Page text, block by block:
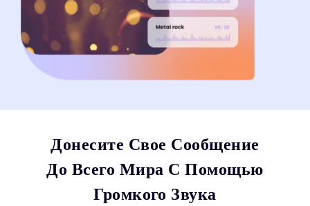
Донесите Свое Сообщение
До Всего Мира С Помощью
Громкого Звука